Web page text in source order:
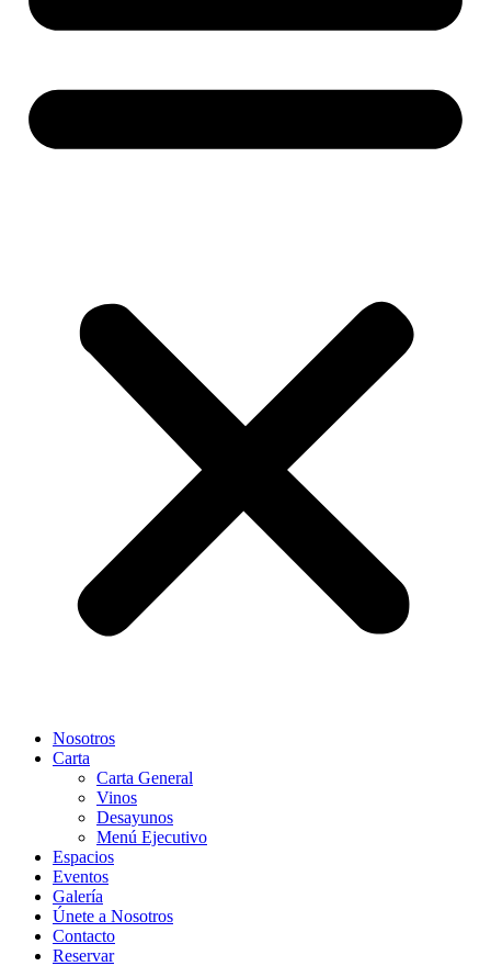
Nosotros
Carta
Carta General
Vinos
Desayunos
Menú Ejecutivo
Espacios
Eventos
Galería
Únete a Nosotros
Contacto
Reservar